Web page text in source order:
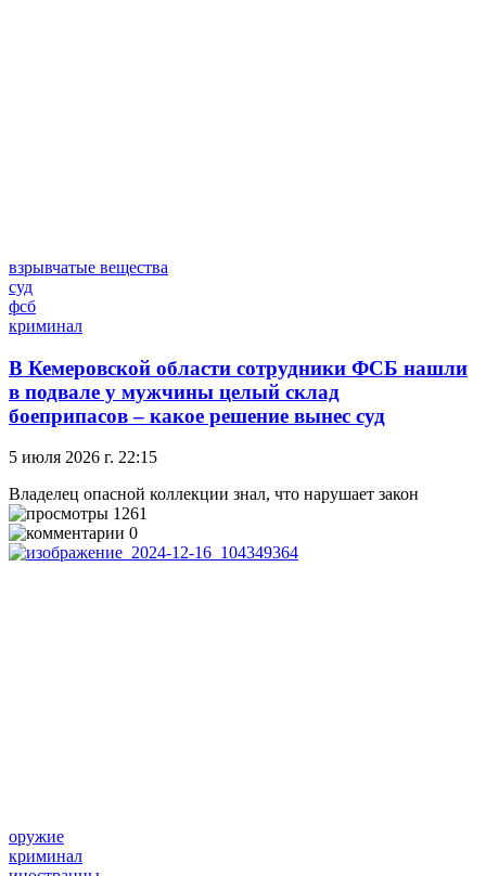
взрывчатые вещества
суд
фсб
криминал
В Кемеровской области сотрудники ФСБ нашли
в подвале у мужчины целый склад
боеприпасов – какое решение вынес суд
5 июля 2026 г. 22:15
Владелец опасной коллекции знал, что нарушает закон
1261
0
оружие
криминал